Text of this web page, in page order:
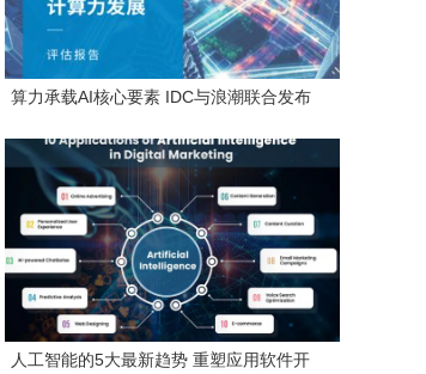
算力承载AI核心要素 IDC与浪潮联合发布
智能应用软件开发迎来新趋势
人工智能的5大最新趋势 重塑应用软件开